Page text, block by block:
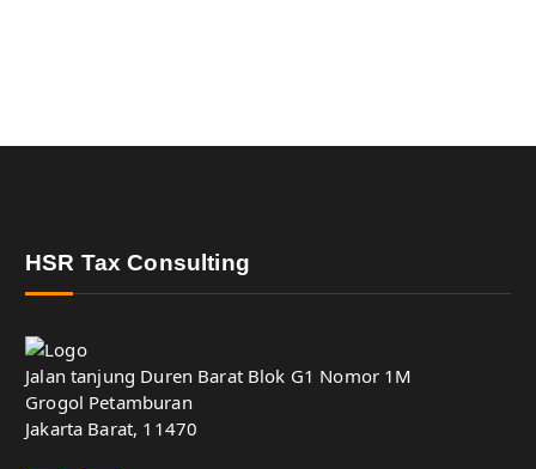
HSR Tax Consulting
Jalan tanjung Duren Barat Blok G1 Nomor 1M
Grogol Petamburan
Jakarta Barat, 11470